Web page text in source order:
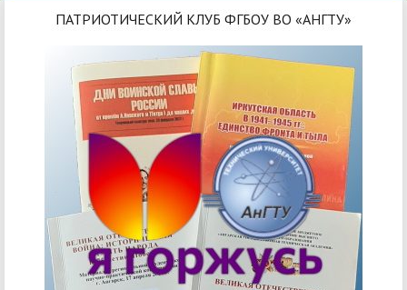
ПАТРИОТИЧЕСКИЙ КЛУБ ФГБОУ ВО «АНГТУ»